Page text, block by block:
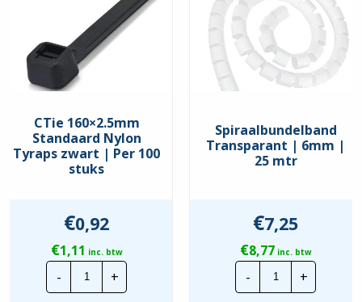
CTie 160×2.5mm
Standaard Nylon
Tyraps zwart | Per 100
stuks
€0,92
€1,11 inc. btw
-
CTie
160x2.5mm
Standaard
+
Spiraalbundelband
Transparant | 6mm |
25 mtr
€7,25
€8,77inc. btw
- Transparant
|
+